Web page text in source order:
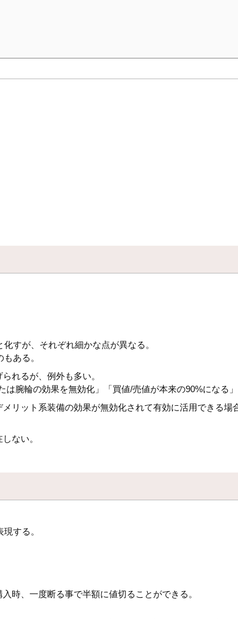
化すが、それぞれ細かな点が異なる。
ある。
れるが、例外も多い。
は腕輪の効果を無効化」「買値/売値が本来の90%になる
リット系装備の効果が無効化されて有効に活用できる場
ない。
する。
時、一度断る事で半額に値切ることができる。